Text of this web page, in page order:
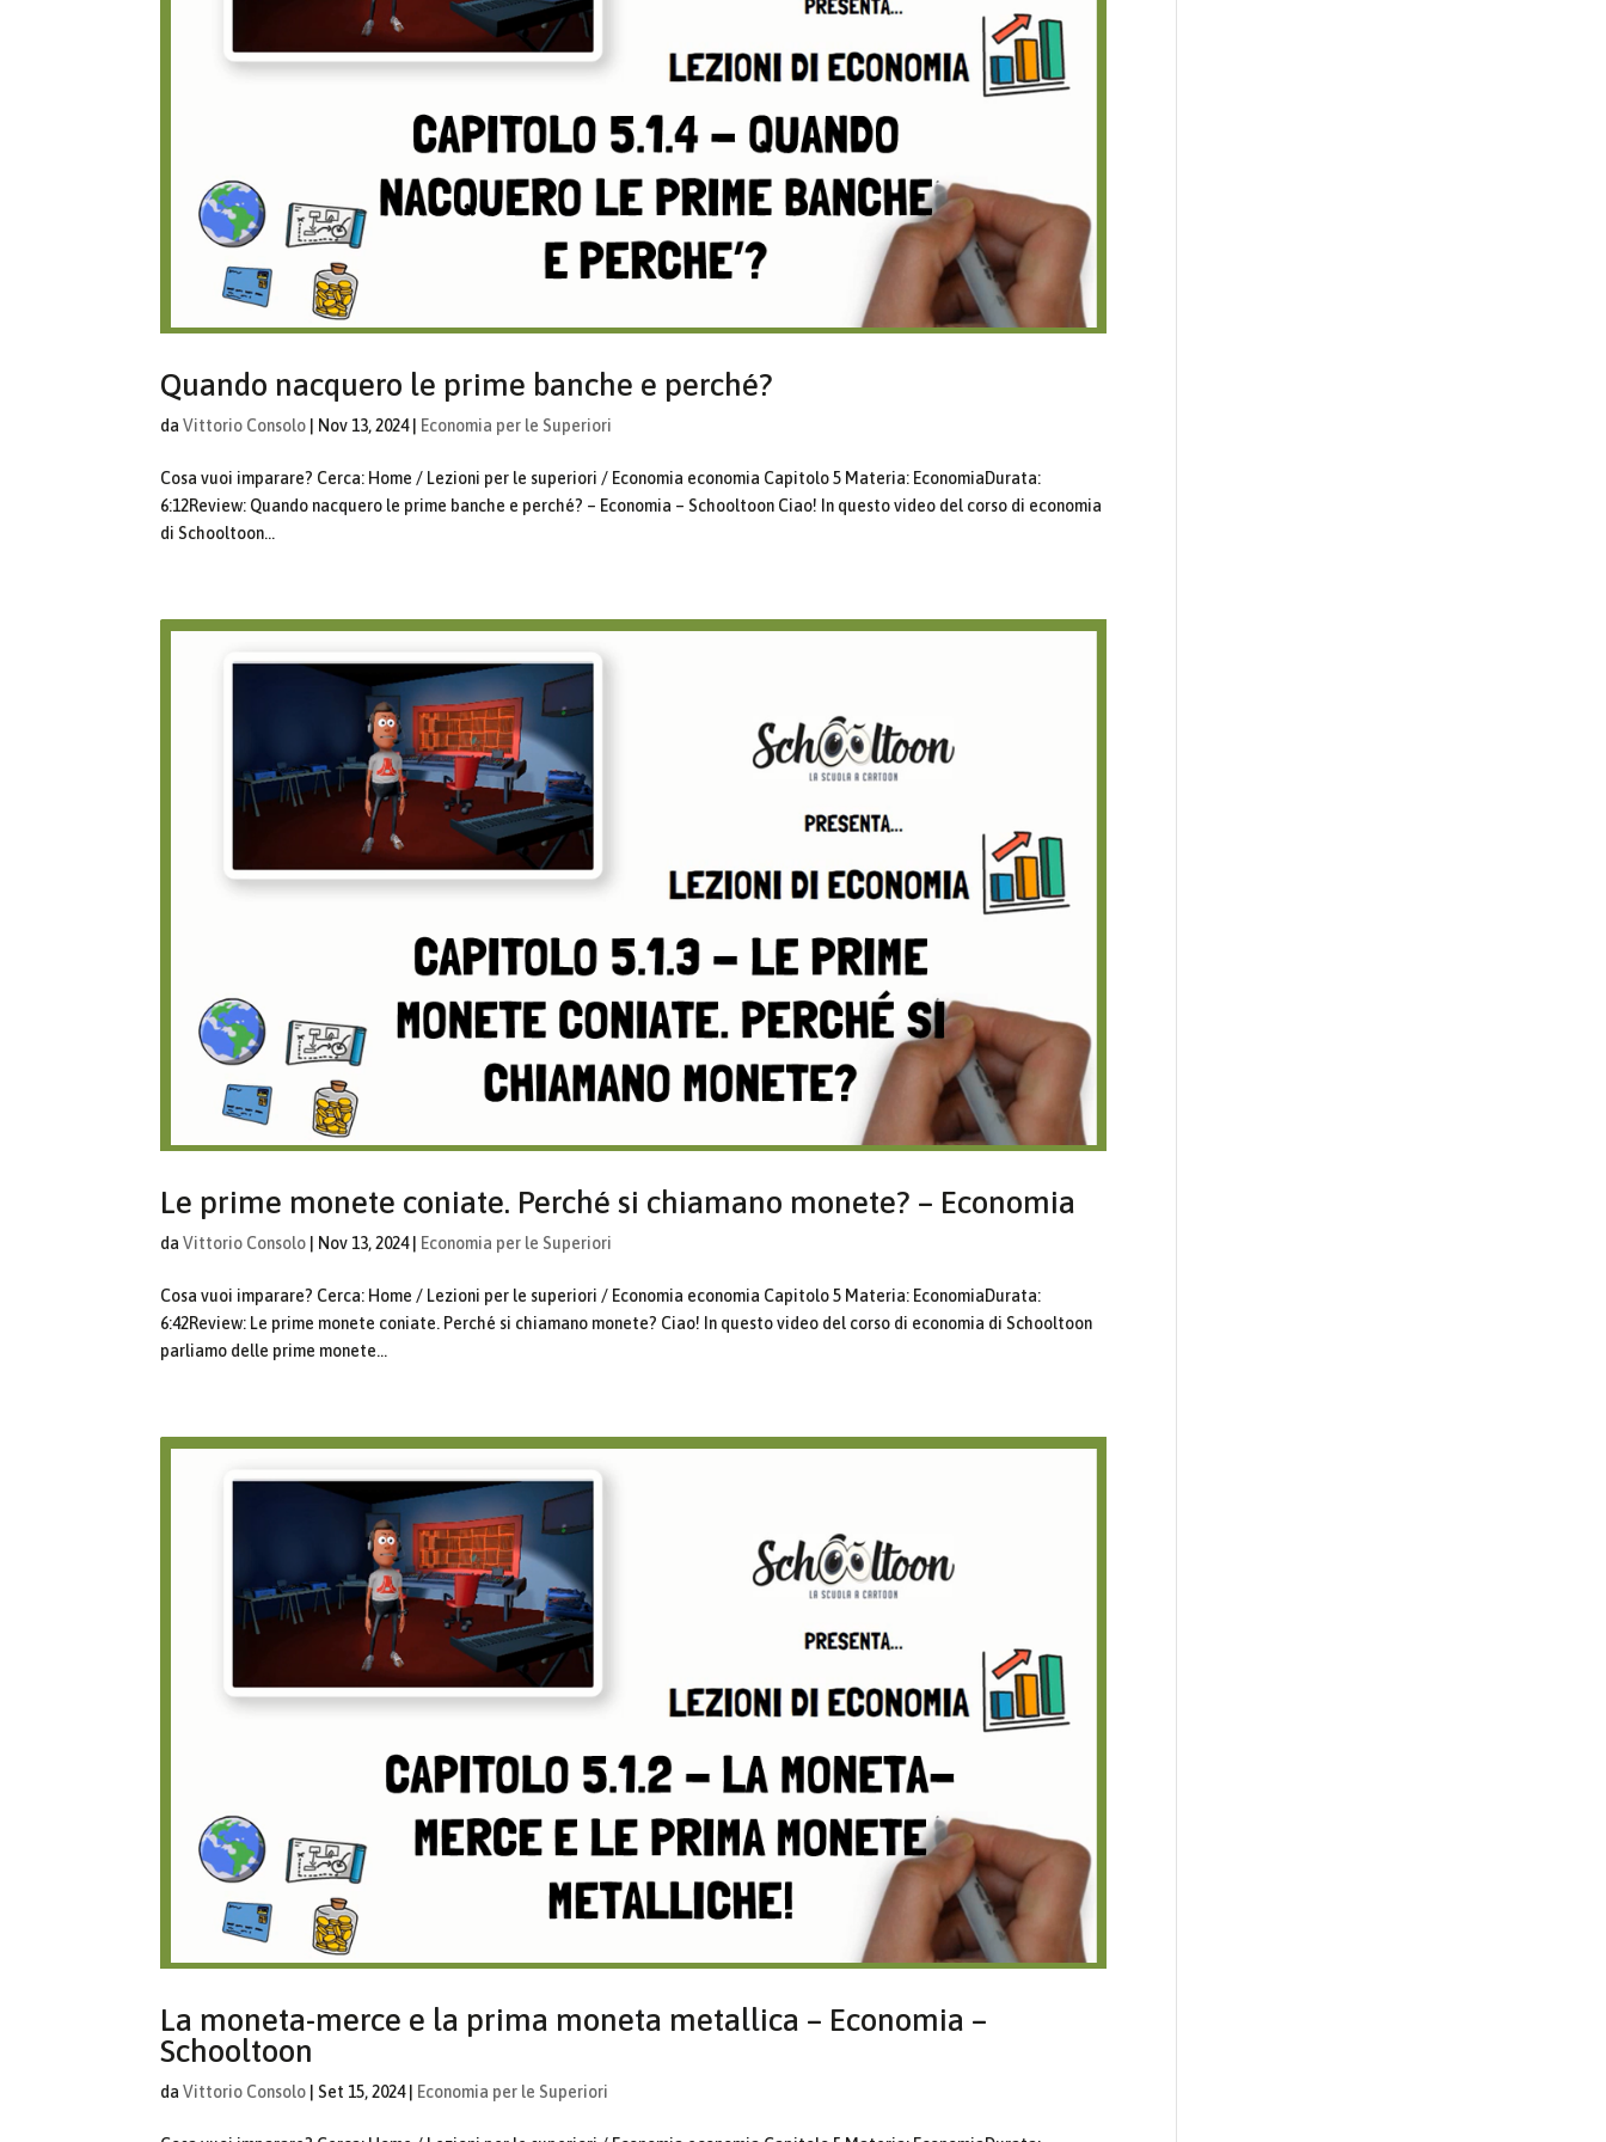
Quando nacquero le prime banche e perché?
daVittorio Consolo Nov 13, 2024| Economia per le Superiori
Cosa vuoi imparare? Cerca: Home / Lezioni per le superiori / Economia economia Capitolo 5 Materia: EconomiaDurata:
6:12Review: Quando nacquero le prime banche e perché? – Economia – Schooltoon Ciao! In questo video del corso di economia
di Schooltoon...
Le prime monete coniate. Perché si chiamano monete? – Economia
daVittorio Consolo Nov 13, 2024| Economia per le Superiori
Cosa vuoi imparare? Cerca: Home / Lezioni per le superiori / Economia economia Capitolo 5 Materia: EconomiaDurata:
6:42Review: Le prime monete coniate. Perché si chiamano monete? Ciao! In questo video del corso di economia di Schooltoon
parliamo delle prime monete...
La moneta-merce e la prima moneta metallica – Economia –
Schooltoon
daVittorio Consolo |Set 15, 2024| Economia per le Superiori